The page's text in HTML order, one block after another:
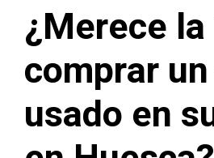
¿Merece
comprar
usado en